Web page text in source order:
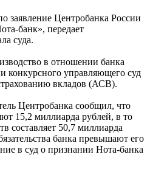
Центробанка России
банк», передает
суда.
в отношении банка
конкурсного управляющего суд
вкладов (АСВ).
Центробанка сообщил, что
15,2 миллиарда рублей, в то